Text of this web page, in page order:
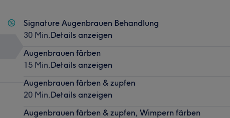
Signature Augenbrauen Behandlung
30 Min.Details anzeigen
Augenbrauen färben
15 Min.Details anzeigen
Augenbrauen färben & zupfen
20 Min.Details anzeigen
Augenbrauen färben & zupfen, Wimpern färben